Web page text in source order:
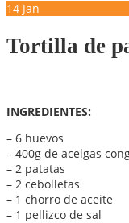
14 Jan
Tortilla de
INGREDIENTES:
– 6 huevos
– 400g de acelgas
– 2 patatas
– 2 cebolletas
– 1 chorro de aceite
– 1 pellizco de sal